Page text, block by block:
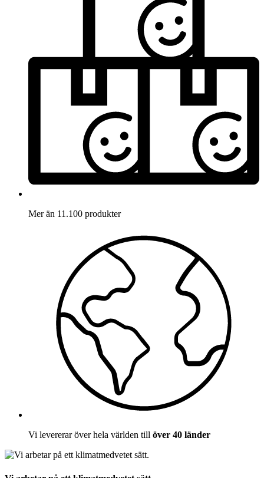
Mer än 11.100 produkter
Vi levererar över hela världen till över 40 länder